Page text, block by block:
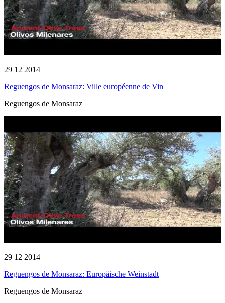
29 12 2014
Reguengos de Monsaraz: Ville européenne de Vin
Reguengos de Monsaraz
29 12 2014
Reguengos de Monsaraz: Europäische Weinstadt
Reguengos de Monsaraz